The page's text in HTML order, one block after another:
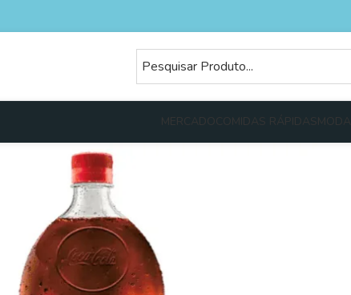
MERCADO COMIDAS RÁPIDAS MODA